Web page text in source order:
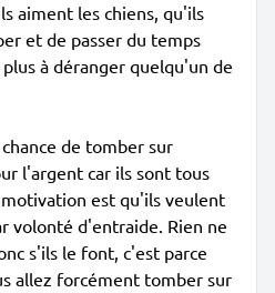
aiment les chiens, qu'ils
et de passer du temps
à déranger quelqu'un de
de tomber sur
l'argent car ils sont tous
est qu'ils veulent
volonté d'entraide. Rien ne
s'ils le font, c'est parce
allez forcément tomber sur